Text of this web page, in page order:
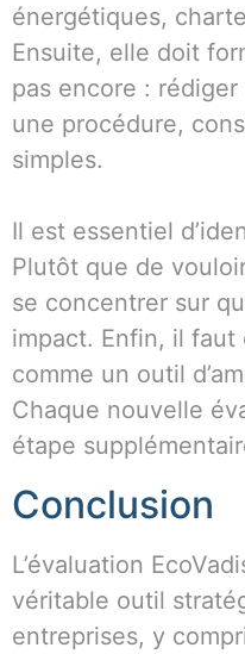
énergétiques,
Ensuite, elle doit
pas encore :
une procédure,
simples.
Il est essentiel
Plutôt que de
se concentrer sur
impact. Enfin, il faut
comme un outil
Chaque nouvelle
étape
Conclusion
L’évaluation
véritable outil
entreprises, y